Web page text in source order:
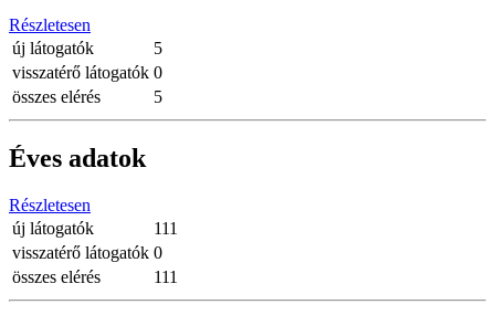
Részletesen
új látogatók
5
visszatérő látogatók 0
összes elérés
5
Éves adatok
Részletesen
új látogatók
111
visszatérő látogatók 0
összes elérés
111